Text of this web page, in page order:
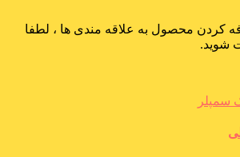
کردن محصول به علاقه مندی ها ، لطفا
شوید.